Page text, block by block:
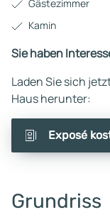
Gästezimmer
Kamin
Sie haben
Laden Sie sich
Haus herunter:
Exposé
Grundriss